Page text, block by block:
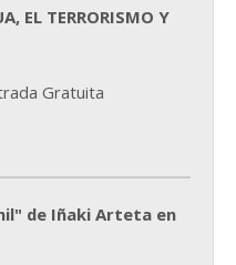
EL TERRORISMO Y
Gratuita
de Iñaki Arteta en